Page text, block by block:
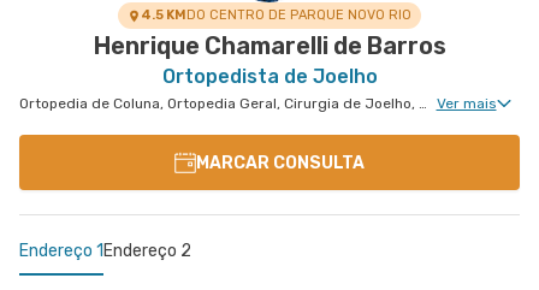
4.5 KMDO CENTRO DE PARQUE NOVO RIO
Henrique Chamarelli de Barros
Ortopedista de Joelho
Ortopedia de Coluna, Ortopedia Geral, Cirurgia de Joelho, Cirurgia de Coluna Ver mais
MARCAR CONSULTA
Endereço 1 Endereço 2